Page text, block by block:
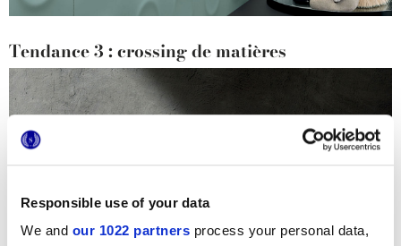
Responsible use of your data
We and our 1022 partners process your personal data,
Tendance 3 : crossing de matières